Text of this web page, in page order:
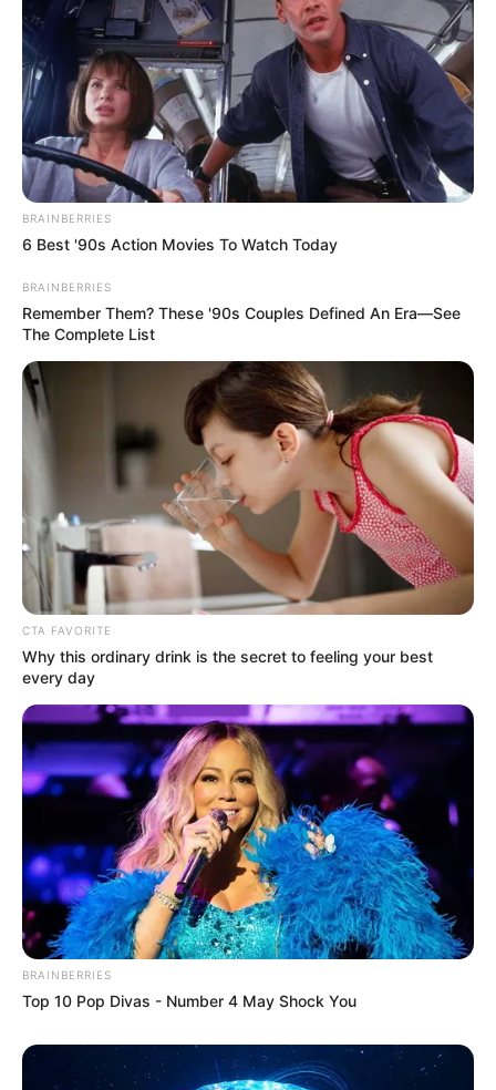
konvesional. Drone ini juga dilengkapi dengan sistem
pengintaian optronic, radio dan lainnya.
Drone dengan kualifikasi UCAV (Unmanned Combat Aerial
Vehicle) ini rancangannya didasarkan pada Mikoyan Skat, dan
beberapa asupan teknologi jet tempur stealth Sukhoi Su-57
kabarnya telah dibenamkan di Sukhoi S-70. Resminya proyek
Sukhoi S-70 dikembangkan sejak 2011 oleh Kementerian
Pertahanan Rusia. Mock-up pertama S-70 ditujukan untuk
ground testing dan dirakit pada tahun 2014.
Baca juga:Drone Tempur Stealth Sukhoi S-70 Okhotnik Uji
Pelepasan Bom 500 Kg
Sementara itu, prototipe drone ini pertama kali terungkap pada
Juli 2017, menunjukkan konfigurasi sayap terbang yang
futuristik, layaknya pembom B-2 Spirit milik AU Amerika Serikat.
Sukhoi S-70 Okhotnik terbang perdana pada 3 Agustus 2019
dan berlanjut ke beberapa pengujian, termasuk uji pelepasan
bom.(Gilang Perdana)
BRAINBERRIES
6 Best '90s Action Movies To Watch Today
BRAINBERRIES
Remember Them? These '90s Couples Defined An Era—See
The Complete List
CTA FAVORITE
Why this ordinary drink is the secret to feeling your best
every day
BRAINBERRIES
Top 10 Pop Divas - Number 4 May Shock You